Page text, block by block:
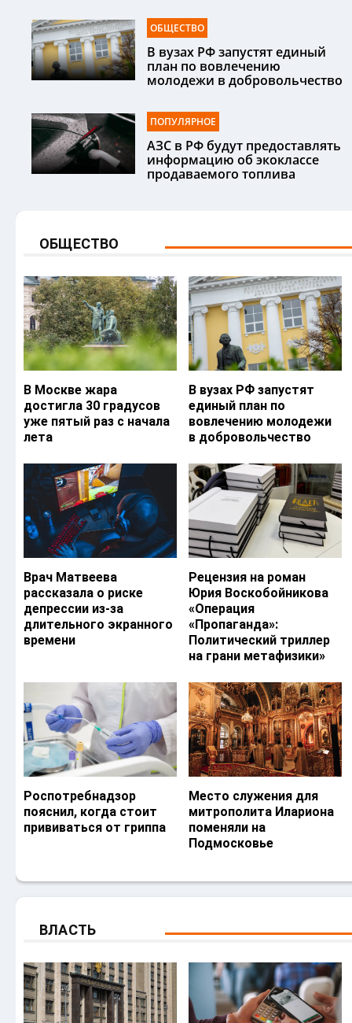
ОБЩЕСТВО
В вузах РФ запустят единый
план по вовлечению
молодежи в добровольчество
ПОПУЛЯРНОЕ
АЗС в РФ будут предоставлять
информацию об экоклассе
продаваемого топлива
ОБЩЕСТВО
В Москве жара
достигла 30 градусов
уже пятый раз с начала
лета
В вузах РФ запустят
единый план по
вовлечению молодежи
в добровольчество
Врач Матвеева
рассказала о риске
депрессии из-за
длительного экранного
времени
Рецензия на роман
Юрия Воскобойникова
«Операция
«Пропаганда»:
Политический триллер
на грани метафизики»
Роспотребнадзор
пояснил, когда стоит
прививаться от гриппа
Место служения для
митрополита Илариона
поменяли на
Подмосковье
ВЛАСТЬ